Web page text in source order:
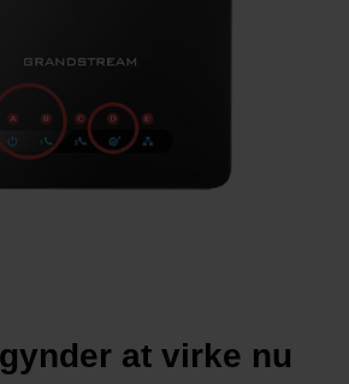
at virke nu